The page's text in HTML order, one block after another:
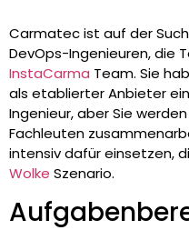
Carmatec ist auf der
DevOps-Ingenieuren, die
InstaCarma Team. Sie
als etablierter Anbieter
Ingenieur, aber Sie
Fachleuten
intensiv dafür einsetzen,
Wolke Szenario.